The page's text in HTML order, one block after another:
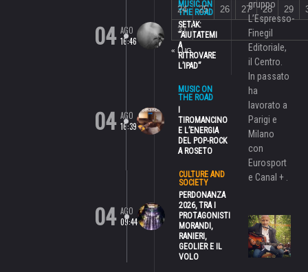
04 AGO
16:46
MUSIC ON
THE ROAD
SETAK:
“AIUTATEMI
A
RITROVARE
L’IPAD”
04 AGO
16:39
MUSIC ON
THE ROAD
TIROMANCINO
E L’ENERGIA
DEL POP-ROCK
A ROSETO
04 AGO
09:44
CULTURE AND
SOCIETY
PERDONANZA
2026, TRA I
PROTAGONISTI
MORANDI,
RANIERI,
GEOLIER E IL
VOLO
« LUG
24
25 26 27 28 29
31
gruppo
L’Espresso-
Finegil
Editoriale,
il Centro.
In passato
ha
lavorato a
Parigi e
Milano
con
Eurosport
e Canal + .